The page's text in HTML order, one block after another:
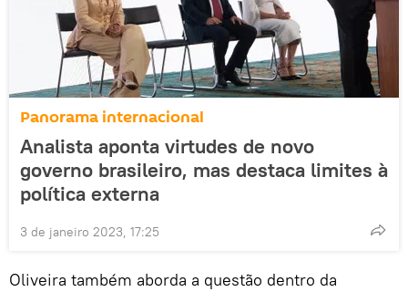
Panorama internacional
Analista aponta virtudes de novo
governo brasileiro, mas destaca limites à
política externa
3 de janeiro 2023, 17:25
Oliveira também aborda a questão dentro da